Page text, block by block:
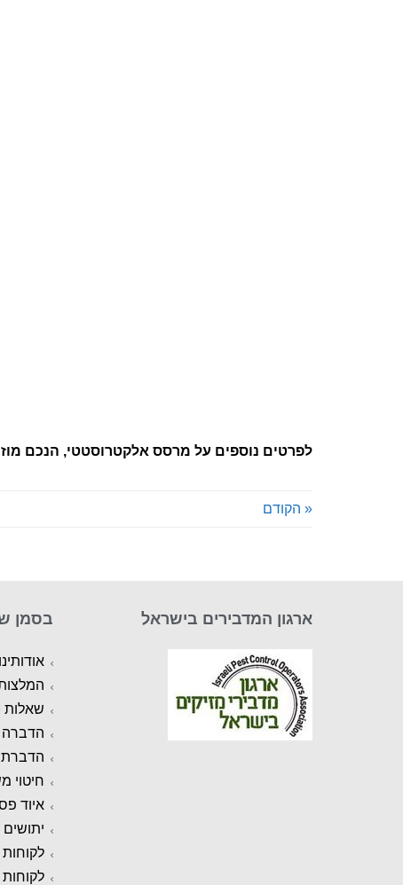
לפרטים נוספים על מרסס אלקטרוסטטי, הנכם מוזמנים
« הקודם
ארגון המדבירים בישראל בסמן
אודותינו
שאלות
הדברה
הדברת
חיטוי
איוד